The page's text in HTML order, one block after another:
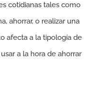
cotidianas tales como
ahorrar, o realizar una
afecta a la tipología de
a la hora de ahorrar